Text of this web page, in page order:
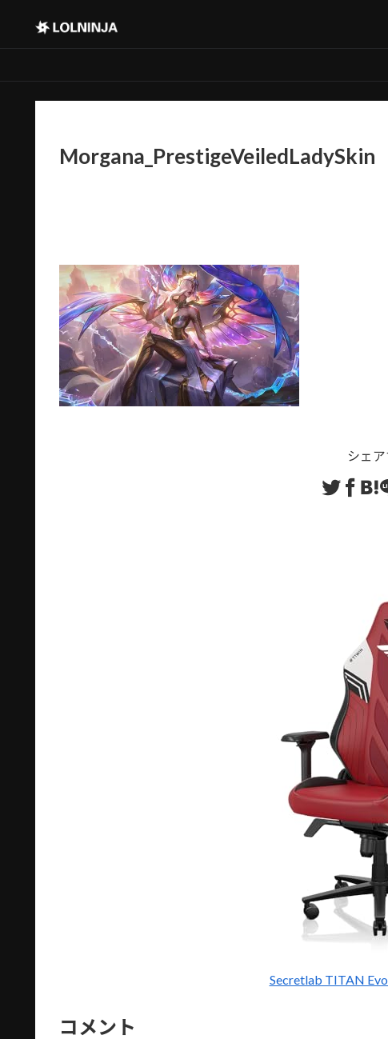
Morgana_PrestigeVeiledLadySkin
シェ
Secretlab TITAN
コメント